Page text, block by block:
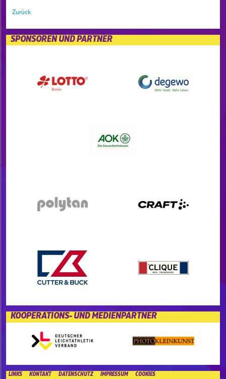
Zurück
SPONSOREN UND PARTNER
KOOPERATIONS- UND MEDIENPARTNER
LINKS KONTAKT DATENSCHUTZ IMPRESSUM COOKIES